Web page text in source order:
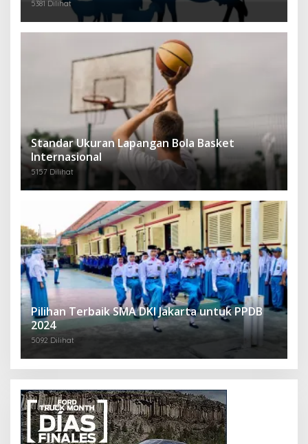
5381 Dilihat
Standar Ukuran Lapangan Bola Basket
Internasional
5157 Dilihat
Pilihan Terbaik SMA DKI Jakarta untuk PPDB
2024
5092 Dilihat